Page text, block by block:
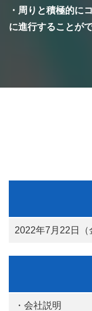
・周りと積極的に
に進行することが
2022年7月22日
・会社説明